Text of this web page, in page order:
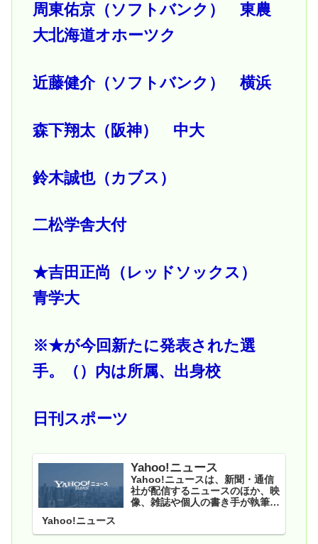
周東佑京（ソフトバンク） 東農
大北海道オホーツク
近藤健介（ソフトバンク） 横浜
森下翔太（阪神） 中大
鈴木誠也（カブス）
二松学舎大付
★吉田正尚（レッドソックス）
青学大
※★が今回新たに発表された選
手。（）内は所属、出身校
日刊スポーツ
Yahoo!ニュース
Yahoo!ニュースは、新聞・通信
社が配信するニュースのほか、映
像、雑誌や個人の書き手が執筆す
Yahoo!ニュース